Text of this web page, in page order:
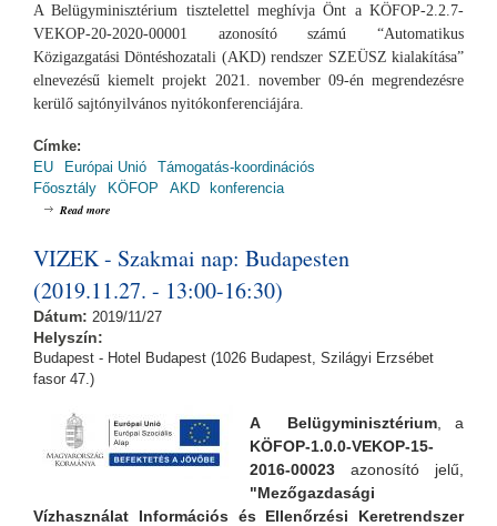
A Belügyminisztérium tisztelettel meghívja Önt a KÖFOP-2.2.7-
VEKOP-20-2020-00001 azonosító számú “Automatikus
Közigazgatási Döntéshozatali (AKD) rendszer SZEÜSZ kialakítása”
elnevezésű kiemelt projekt 2021. november 09-én megrendezésre
kerülő sajtónyilvános nyitókonferenciájára.
Címke:
EU
Európai Unió
Támogatás-koordinációs
Főosztály
KÖFOP AKD konferencia
Read more
VIZEK - Szakmai nap: Budapesten
(2019.11.27. - 13:00-16:30)
Dátum: 2019/11/27
Helyszín:
Budapest - Hotel Budapest (1026 Budapest, Szilágyi Erzsébet
fasor 47.)
A Belügyminisztérium , a
KÖFOP-1.0.0-VEKOP-15-
2016-00023 azonosító jelű,
"Mezőgazdasági
Vízhasználat Információs és Ellenőrzési Keretrendszer